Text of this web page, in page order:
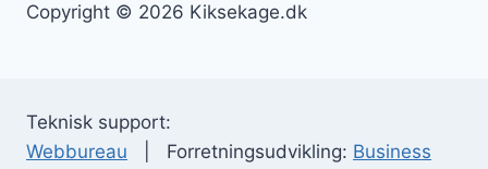
Copyright © 2026 Kiksekage.dk
Teknisk support:
Webbureau | Forretningsudvikling: Business